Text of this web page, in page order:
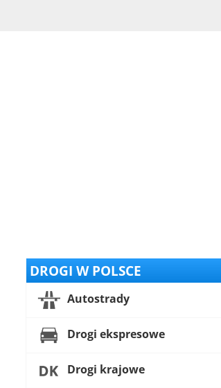
DROGI W POLSCE
Autostrady
Drogi ekspresowe
Drogi krajowe